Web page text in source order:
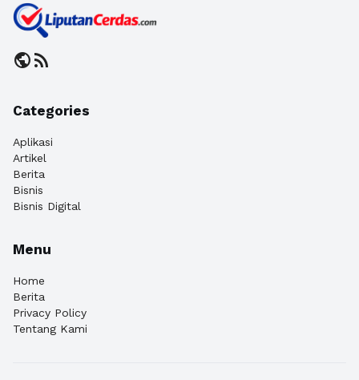
publicrss_feed
Categories
Aplikasi
Artikel
Berita
Bisnis
Bisnis Digital
Menu
Home
Berita
Privacy Policy
Tentang Kami